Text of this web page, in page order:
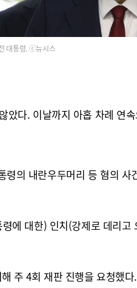
대통령. ⓒ뉴시스
다. 이날까지 아홉 차례
의 내란우두머리 등 혐의
에 대한) 인치(강제로 데리
주 4회 재판 진행을 요청했